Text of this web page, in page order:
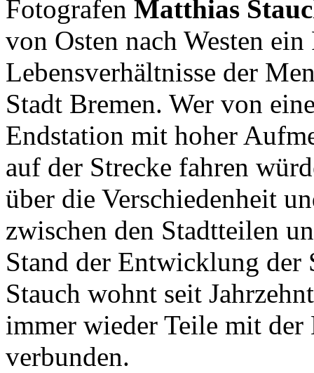
Fotografen Matthias
von Osten nach Westen
Lebensverhältnisse der
Stadt Bremen. Wer von
Endstation mit hoher
auf der Strecke fahren
über die Verschiedenheit
zwischen den Stadtteilen
Stand der Entwicklung
Stauch wohnt seit
immer wieder Teile mit
verbunden.